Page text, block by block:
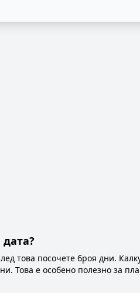
това посочете броя дни.
Това е особено полезно за